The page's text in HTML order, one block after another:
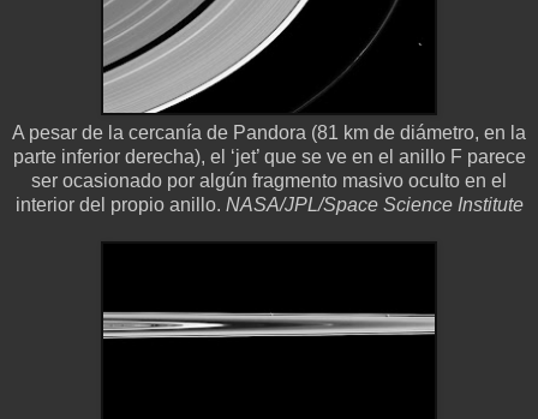
A pesar de la cercanía de Pandora (81 km de diámetro, en la
parte inferior derecha), el ‘jet’ que se ve en el anillo F parece
ser ocasionado por algún fragmento masivo oculto en el
interior del propio anillo. NASA/JPL/Space Science Institute